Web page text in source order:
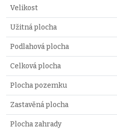
Velikost
Užitná plocha
Podlahová plocha
Celková plocha
Plocha pozemku
Zastavěná plocha
Plocha zahrady